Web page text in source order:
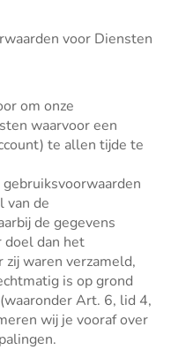
voor Diensten
om onze
waarvoor een
te allen tijde te
van de
de gegevens
doel dan het
waren verzameld,
is op grond
Art. 6, lid 4,
wij je vooraf over